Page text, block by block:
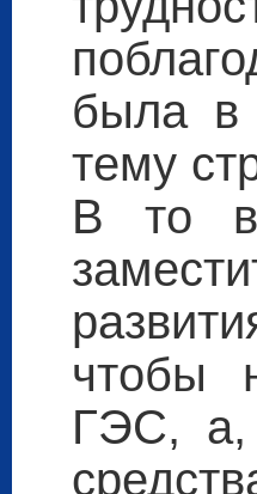
была в
тему
В то
чтобы
ГЭС, а,